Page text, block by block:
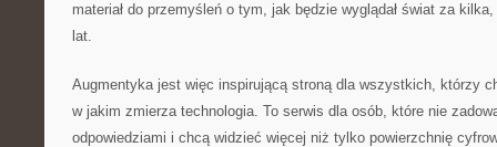
materiał do przemyśleń o tym, jak będzie wyglądał świat za
lat.
Augmentyka jest więc inspirującą stroną dla wszystkich, którzy
w jakim zmierza technologia. To serwis dla osób, które nie
odpowiedziami i chcą widzieć więcej niż tylko powierzchnię